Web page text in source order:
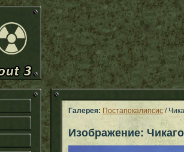
Галерея: Постапокалипсис /
Изображение: Чикаго